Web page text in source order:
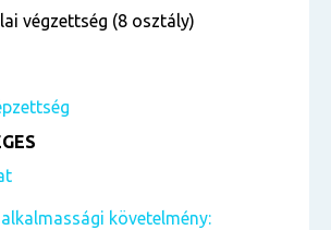
végzettség (8 osztály)
követelmény: